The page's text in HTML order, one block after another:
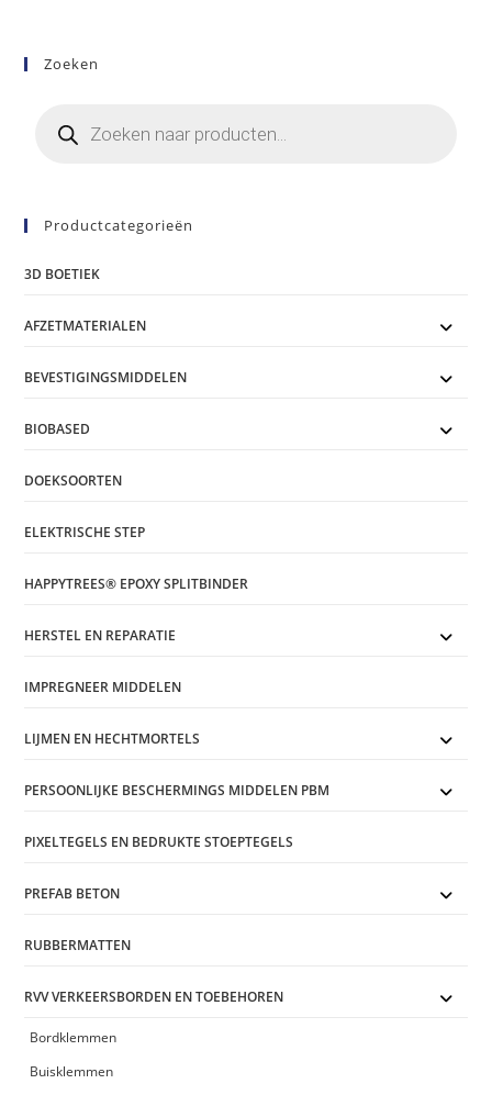
Zoeken
zoeken
Productcategorieën
3D BOETIEK
AFZETMATERIALEN
BEVESTIGINGSMIDDELEN
BIOBASED
DOEKSOORTEN
ELEKTRISCHE STEP
HAPPYTREES® EPOXY SPLITBINDER
HERSTEL EN REPARATIE
IMPREGNEER MIDDELEN
LIJMEN EN HECHTMORTELS
PERSOONLIJKE BESCHERMINGS MIDDELEN PBM
PIXELTEGELS EN BEDRUKTE STOEPTEGELS
PREFAB BETON
RUBBERMATTEN
RVV VERKEERSBORDEN EN TOEBEHOREN
Bordklemmen
Buisklemmen